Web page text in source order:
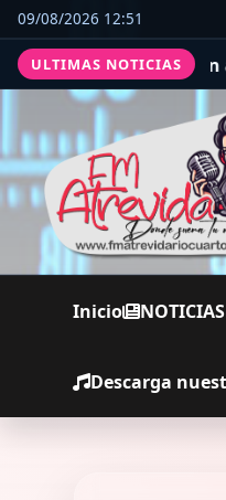
09/08/2026 12:51
ULTIMAS NOTICIAS
de sus exportaciones
Inicio NOTICIAS
Descarga